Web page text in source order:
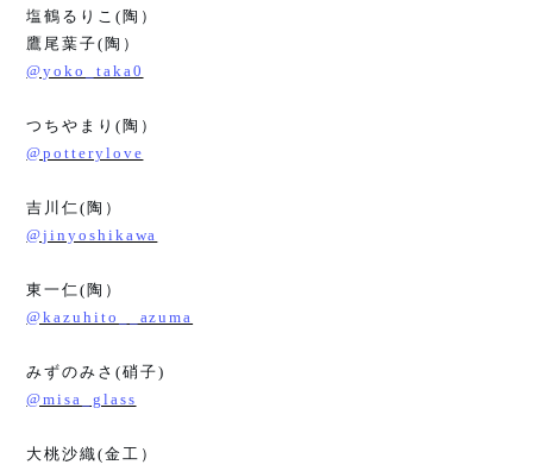
塩鶴るりこ ( 陶）
鷹尾葉子( 陶）
@yoko_taka0
つちやまり ( 陶）
@potterylove
吉川仁( 陶）
@jinyoshikawa
東一仁( 陶）
@kazuhito__azuma
みずのみさ (硝子)
@misa_glass
大桃沙織(金工）